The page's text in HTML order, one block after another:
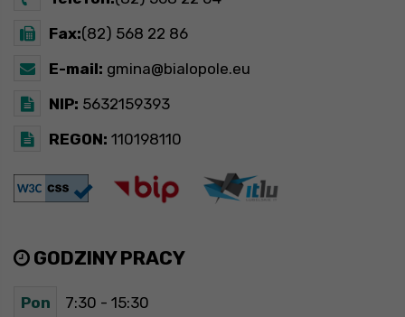
Fax:(82) 568 22 86
E-mail: gmina@bialopole.eu
NIP: 5632159393
REGON: 110198110
GODZINY PRACY
Pon 7:30 - 15:30